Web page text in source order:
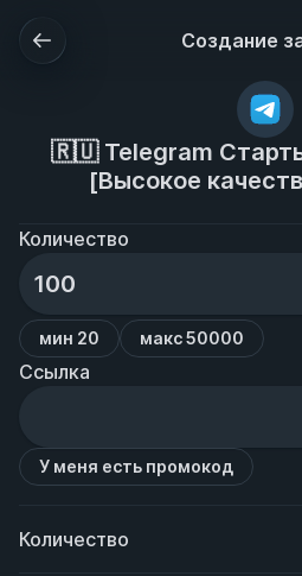
Создание
🇷🇺 Telegram
[Высокое
Количество
мин 20 макс 50000
Ссылка
У меня есть промокод
Количество